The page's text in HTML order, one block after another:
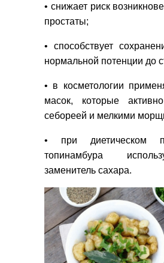
• снижает риск
простаты;
• способствует
нормальной потенции до
• в косметологии
масок, которые
себореей и мелкими
• при диетическом
топинамбура
заменитель сахара.